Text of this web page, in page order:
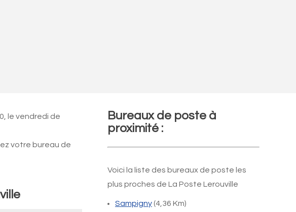
le vendredi de
votre bureau de
Bureaux de poste à
proximité :
Voici la liste des bureaux de poste les
plus proches de La Poste Lerouville
Sampigny(4,36 Km)